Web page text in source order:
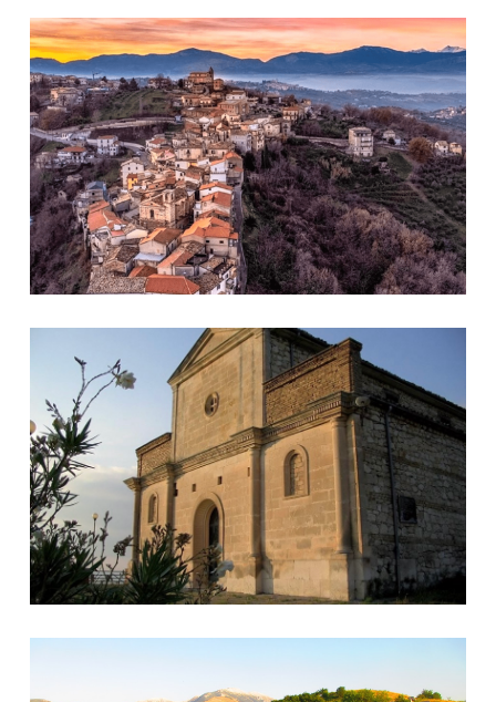
Una vista panoramica del borgo
La chiesa intitolata alla Madonna dell'Elcina